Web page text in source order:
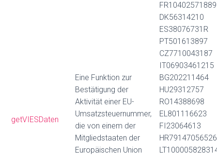
getVIESDaten
Eine Funktion zur
Bestätigung der
Aktivität einer EU-
Umsatzsteuernummer,
die von einem der
Mitgliedstaaten der
Europäischen Union
FR10402571889
DK56314210
ES38076731R
PT501613897
CZ7710043187
IT06903461215
BG202211464
HU29312757
RO14388698
EL801116623
FI23064613
HR79147056526